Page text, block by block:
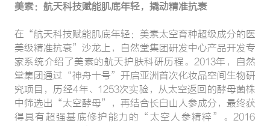
美素：航天科技赋能肌底年轻，撬动精准抗衰
在“航天科技赋能肌底年轻：美素太空育种超级成分的医
美级精准抗衰”沙龙上，自然堂集团研发中心产品开发专
家系统介绍了美素的航天护肤科研历程。2013年，自然
堂集团通过“神舟十号”开启亚洲首次化妆品空间生物研
究项目，历经4年、1253次实验，从太空返回的酵母菌株
中筛选出“太空酵母”，再结合长白山人参成分，最终获
得具有超强基底修护能力的“太空人参精粹”。2016